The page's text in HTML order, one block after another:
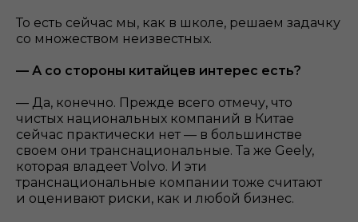
То есть сейчас мы, как в школе, решаем задачку
со множеством неизвестных.
— А со стороны китайцев интерес есть?
— Да, конечно. Прежде всего отмечу, что
чистых национальных компаний в Китае
сейчас практически нет — в большинстве
своем они транснациональные. Та же Geely,
которая владеет Volvo. И эти
транснациональные компании тоже считают
и оценивают риски, как и любой бизнес.